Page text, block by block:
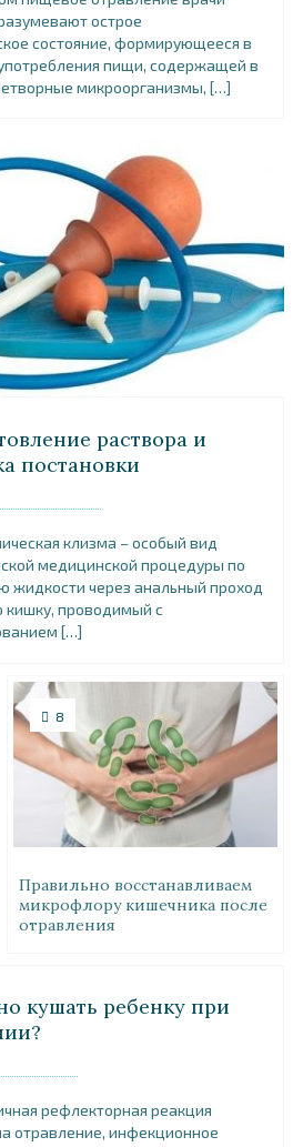
острое
состояние, формирующееся в
пищи, содержащей в
микроорганизмы, […]
раствора и
постановки
клизма – особый вид
медицинской процедуры по
жидкости через анальный проход
кишку, проводимый с
[…]
8
Правильно восстанавливаем
микрофлору кишечника после
отравления
кушать ребенку при
рефлекторная реакция
отравление, инфекционное